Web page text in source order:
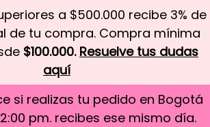
a $500.000 recibe 3% de
de tu compra. Compra mínima
$100.000. Resuelve tus dudas
aquí
si realizas tu pedido en Bogotá
pm. recibes ese mismo día.